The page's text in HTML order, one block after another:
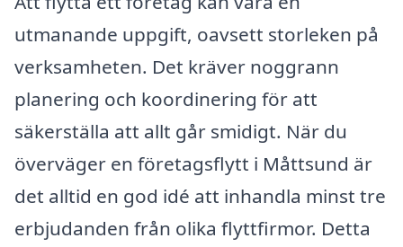
utmanande uppgift, oavsett storleken på
verksamheten. Det kräver noggrann
planering och koordinering för att
säkerställa att allt går smidigt. När du
överväger en företagsflytt i Måttsund är
det alltid en god idé att inhandla minst tre
erbjudanden från olika flyttfirmor. Detta